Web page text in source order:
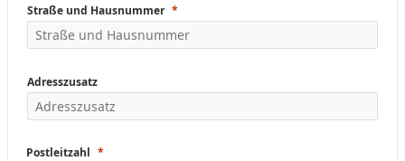
Straße und Hausnummer
Adresszusatz
Postleitzahl